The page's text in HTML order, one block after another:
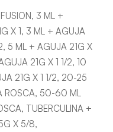
3 ML +
X 1, 3 ML + AGUJA
5 ML + AGUJA 21G X
21G X 1 1/2, 10
21G X 1 1/2, 20-25
ROSCA, 50-60 ML
TUBERCULINA +
X 5/8,